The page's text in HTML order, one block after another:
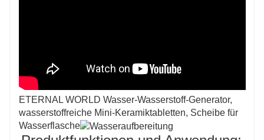
ETERNAL WORLD Wasser-Wasserstoff-Generator,
wasserstoffreiche Mini-Keramiktabletten, Scheibe für
Wasserflasche